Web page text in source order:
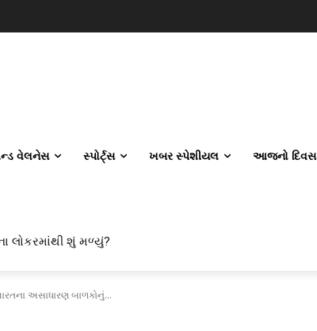
વેલનેસ સ્પોર્ટ્સ ખબર સ્પેશીયલ આજનો દિવસ
કેમ પસંદ કરી રહ્યા છે? IITનો ટ્રેન્ડ બદલાઈ ગયો છે
લોકરમાંથી શું મળ્યું?
અસાધારણ બાળકોનું...